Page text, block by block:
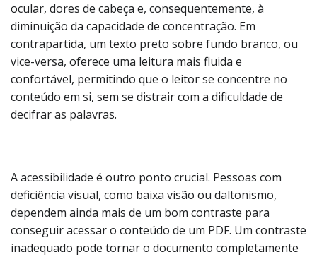
ocular, dores de cabeça e, consequentemente, à
diminuição da capacidade de concentração. Em
contrapartida, um texto preto sobre fundo branco, ou
vice-versa, oferece uma leitura mais fluida e
confortável, permitindo que o leitor se concentre no
conteúdo em si, sem se distrair com a dificuldade de
decifrar as palavras.
A acessibilidade é outro ponto crucial. Pessoas com
deficiência visual, como baixa visão ou daltonismo,
dependem ainda mais de um bom contraste para
conseguir acessar o conteúdo de um PDF. Um contraste
inadequado pode tornar o documento completamente